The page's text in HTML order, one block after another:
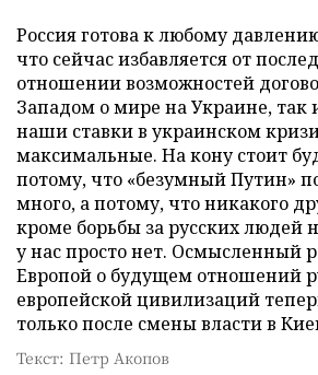
Россия готова к любому
что сейчас избавляется от
отношении возможностей
Западом о мире на Украине, так
наши ставки в украинском
максимальные. На кону стоит
потому, что «безумный Путин»
много, а потому, что никакого
кроме борьбы за русских людей
у нас просто нет. Осмысленный
Европой о будущем отношений
европейской цивилизаций
только после смены власти в
Текст: Петр Акопов